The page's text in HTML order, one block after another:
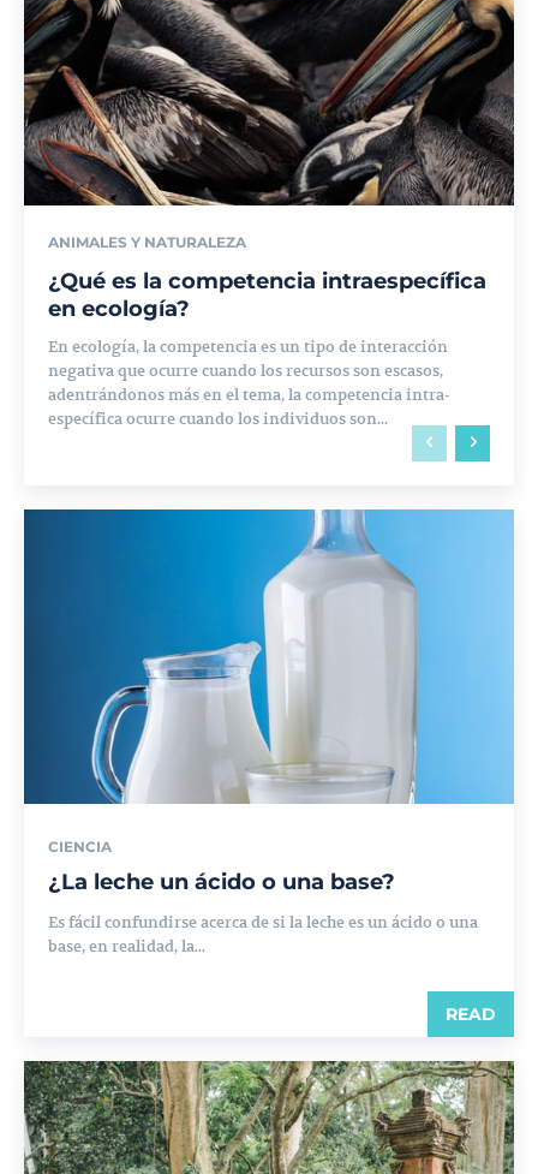
ANIMALES Y NATURALEZA
¿Qué es la competencia intraespecífica
en ecología?
En ecología, la competencia es un tipo de interacción
negativa que ocurre cuando los recursos son escasos,
adentrándonos más en el tema, la competencia intra-
específica ocurre cuando los individuos son...
CIENCIA
¿La leche un ácido o una base?
Es fácil confundirse acerca de si la leche es un ácido o una
base, en realidad, la...
READ